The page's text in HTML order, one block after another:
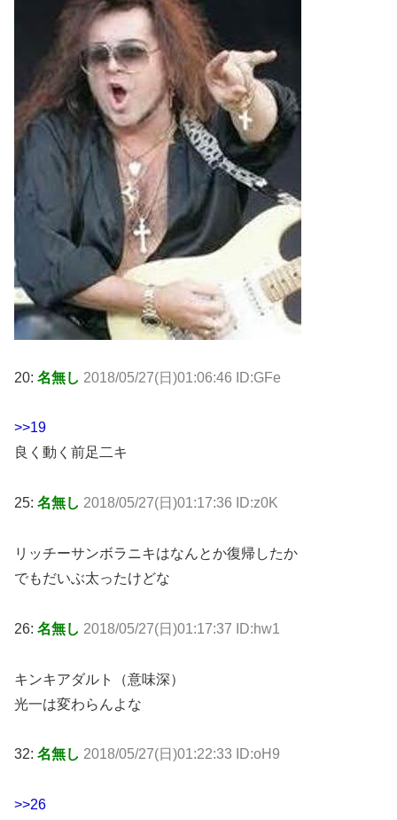
20: 名無し 2018/05/27(日)01:06:46 ID:GFe
>>19
良く動く前足二キ
25: 名無し 2018/05/27(日)01:17:36 ID:z0K
リッチーサンボラニキはなんとか復帰したか
でもだいぶ太ったけどな
26: 名無し 2018/05/27(日)01:17:37 ID:hw1
キンキアダルト（意味深）
光一は変わらんよな
32: 名無し 2018/05/27(日)01:22:33 ID:oH9
>>26